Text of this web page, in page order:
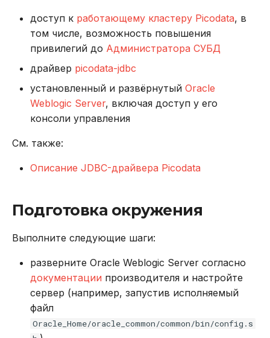
GRANT
SELECT
UPDATE
доступ к работающему кластеру Picodata, в
том числе, возможность повышения
привилегий до Администратора СУБД
драйвер picodata-jdbc
установленный и развёрнутый Oracle
Weblogic Server, включая доступ у его
консоли управления
См. также:
Описание JDBC-драйвера Picodata
Подготовка окружения
Выполните следующие шаги:
разверните Oracle Weblogic Server согласно
документации производителя и настройте
сервер (например, запустив исполняемый
файл
Oracle_Home/oracle_common/common/bin/config.s